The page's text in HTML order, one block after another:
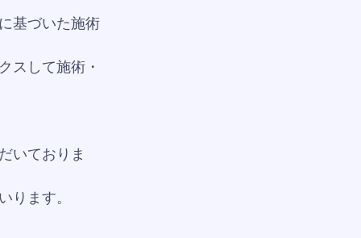
基づいた施術
スして施術・
いておりま
ります。